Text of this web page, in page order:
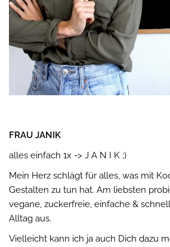
FRAU JANIK
alles einfach 1x -> J A N I K ;)
Mein Herz schlägt für alles, was mit
Gestalten zu tun hat. Am liebsten
vegane, zuckerfreie, einfache &
Alltag aus.
Vielleicht kann ich ja auch Dich dazu